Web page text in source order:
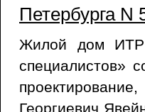
Петербурга N
Жилой дом ИТР
специалистов»
Георгиевич